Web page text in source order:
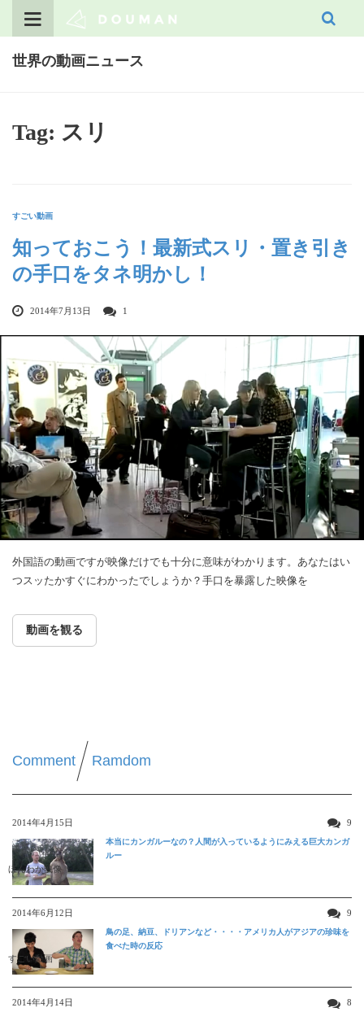
世界の動画ニュース
Tag: スリ
すごい動画
知っておこう！最新式スリ・置き引き
の手口をタネ明かし！
2014年7月13日 1
外国語の動画ですが映像だけでも十分に意味がわかります。あなたはい
つスッたかすぐにわかったでしょうか？手口を暴露した映像を
動画を観る
Comment Ramdom
2014年4月15日 9
ほんわか映像
本当にカンガルーなの？人間が入っているようにみえる巨大カンガ
ルー
2014年6月12日 9
すごい動画
鳥の足、納豆、ドリアンなど・・・・アメリカ人がアジアの珍味を
食べた時の反応
2014年4月14日 8